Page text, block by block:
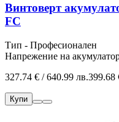
Винтоверт
FC
Тип - Професионален
Напрежение на
327.74 € / 640.99 лв.399.68
Купи